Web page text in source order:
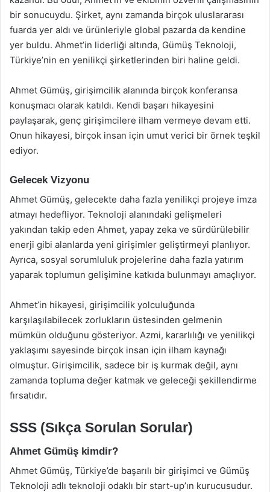
bir sonucuydu. Şirket, aynı zamanda birçok uluslararası
fuarda yer aldı ve ürünleriyle global pazarda da kendine
yer buldu. Ahmet’in liderliği altında, Gümüş Teknoloji,
Türkiye’nin en yenilikçi şirketlerinden biri haline geldi.
Ahmet Gümüş, girişimcilik alanında birçok konferansa
konuşmacı olarak katıldı. Kendi başarı hikayesini
paylaşarak, genç girişimcilere ilham vermeye devam etti.
Onun hikayesi, birçok insan için umut verici bir örnek teşkil
ediyor.
Gelecek Vizyonu
Ahmet Gümüş, gelecekte daha fazla yenilikçi projeye imza
atmayı hedefliyor. Teknoloji alanındaki gelişmeleri
yakından takip eden Ahmet, yapay zeka ve sürdürülebilir
enerji gibi alanlarda yeni girişimler geliştirmeyi planlıyor.
Ayrıca, sosyal sorumluluk projelerine daha fazla yatırım
yaparak toplumun gelişimine katkıda bulunmayı amaçlıyor.
Ahmet’in hikayesi, girişimcilik yolculuğunda
karşılaşılabilecek zorlukların üstesinden gelmenin
mümkün olduğunu gösteriyor. Azmi, kararlılığı ve yenilikçi
yaklaşımı sayesinde birçok insan için ilham kaynağı
olmuştur. Girişimcilik, sadece bir iş kurmak değil, aynı
zamanda topluma değer katmak ve geleceği şekillendirme
fırsatıdır.
SSS (Sıkça Sorulan Sorular)
Ahmet Gümüş kimdir?
Ahmet Gümüş, Türkiye’de başarılı bir girişimci ve Gümüş
Teknoloji adlı teknoloji odaklı bir start-up’ın kurucusudur.